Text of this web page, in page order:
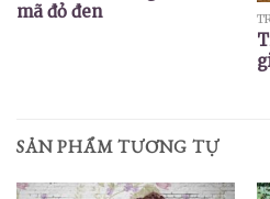
mã đỏ đen
SẢN PHẨM TƯƠNG TỰ